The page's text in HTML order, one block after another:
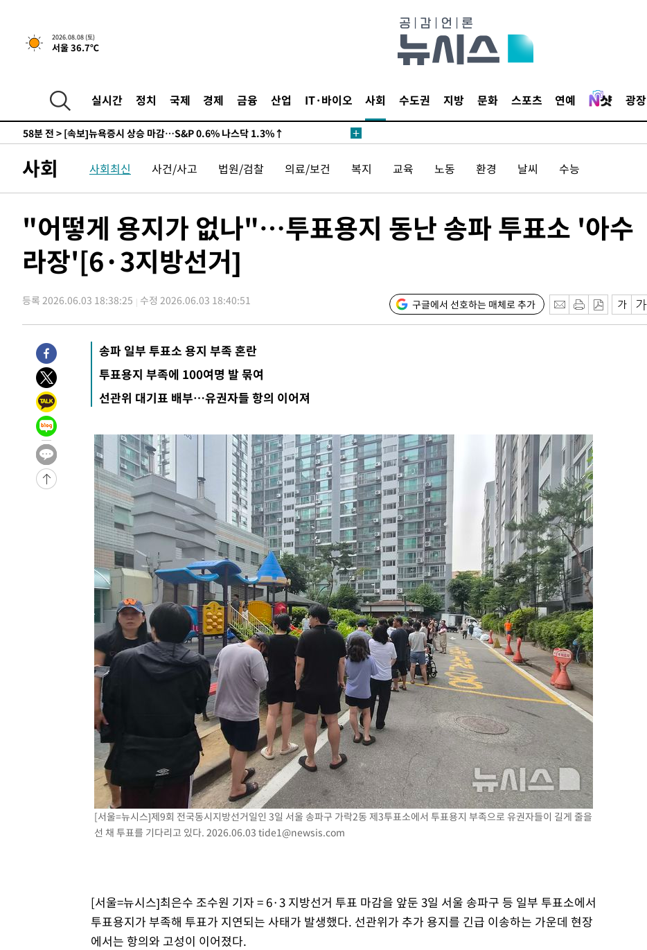
2026.08.08 (토)
서울 36.7℃
실시간 정치 국제 경제 금융 산업 IT·바이오 사회 수도권 지방 문화 스포츠 연예 광장
-19221초 전 >극한폭염 한풀 꺾이지만…'낮 최고 35도' 무더위, 열대야 계속[다음
-3377초 전 >
'최고 37도' 폭염 지속…강원동해안 최대 150㎜ 비
58분 전 >[속보]뉴욕증시 상승 마감…S&P 0.6% 나스닥 1.3%↑
-28394초 전 >백운산서 80년근 천종산삼 9뿌리 발견…감정가 1.3억원
-26104초 전 >
선재도서 해루질 나섰다 실종 60대, 닷새 만에 숨진 채 발견
-23638초 전 >
남자 농구, 나고야 아시안게임서 '홈팀' 일본과 한일전
-19241초 전 >극한폭염 한풀 꺾이지만…'낮 최고 35도' 무더위, 열대야 계속[다음
주 날씨]
-16259초 전 >축구협회 "압수수색·성접대 논란 사과…쇄신의 기회로 삼겠다"
-14776초 전 > [속보]'압수수색·성접대 논란' 축구협회 "실망과 걱정 안겨드려 죄
-3397초 전 >
'최고 37도' 폭염 지속…강원동해안 최대 150㎜ 비
57분 전 >[속보]뉴욕증시 상승 마감…S&P 0.6% 나스닥 1.3%↑
사회 사회최신 사건/사고 법원/검찰 의료/보건 복지 교육 노동 환경 날씨 수능
"어떻게 용지가 없나"…투표용지 동난 송파 투표소 '아수
라장'[6·3지방선거]
등록 2026.06.03 18:38:25 수정 2026.06.03 18:40:51 구글에서 선호하는 매체로 추가
송파 일부 투표소 용지 부족 혼란
투표용지 부족에 100여명 발 묶여
선관위 대기표 배부…유권자들 항의 이어져
[서울=뉴시스]제9회 전국동시지방선거일인 3일 서울 송파구 가락2동 제3투표소에서 투표용지 부족으로 유권자들이 길게 줄을
선 채 투표를 기다리고 있다. 2026.06.03 tide1@newsis.com
[서울=뉴시스]최은수 조수원 기자 = 6·3 지방선거 투표 마감을 앞둔 3일 서울 송파구 등 일부 투표소에서
투표용지가 부족해 투표가 지연되는 사태가 발생했다. 선관위가 추가 용지를 긴급 이송하는 가운데 현장
에서는 항의와 고성이 이어졌다.